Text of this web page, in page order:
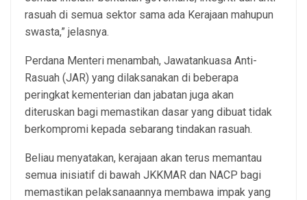
rasuah di semua sektor sama ada Kerajaan mahupun
swasta,” jelasnya.
Perdana Menteri menambah, Jawatankuasa Anti-
Rasuah (JAR) yang dilaksanakan di beberapa
peringkat kementerian dan jabatan juga akan
diteruskan bagi memastikan dasar yang dibuat tidak
berkompromi kepada sebarang tindakan rasuah.
Beliau menyatakan, kerajaan akan terus memantau
semua inisiatif di bawah JKKMAR dan NACP bagi
memastikan pelaksanaannya membawa impak yang